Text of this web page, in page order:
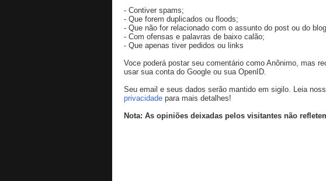
- Contiver spams;
- Que forem duplicados ou floods;
- Que não for relacionado com o assunto do post ou do
- Com ofensas e palavras de baixo calão;
- Que apenas tiver pedidos ou links
Voce poderá postar seu comentário como Anônimo, mas
usar sua conta do Google ou sua OpenID.
Seu email e seus dados serão mantido em sigilo. Leia
privacidade para mais detalhes!
Nota: As opiniões deixadas pelos visitantes não